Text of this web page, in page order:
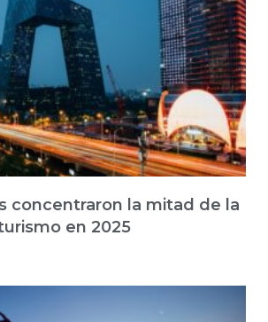
concentraron la mitad de la
en 2025